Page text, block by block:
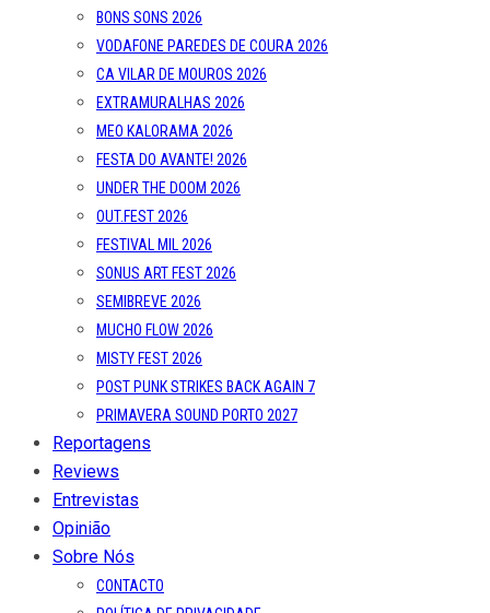
BONS SONS 2026
VODAFONE PAREDES DE COURA 2026
CA VILAR DE MOUROS 2026
EXTRAMURALHAS 2026
MEO KALORAMA 2026
FESTA DO AVANTE! 2026
UNDER THE DOOM 2026
OUT.FEST 2026
FESTIVAL MIL 2026
SONUS ART FEST 2026
SEMIBREVE 2026
MUCHO FLOW 2026
MISTY FEST 2026
POST PUNK STRIKES BACK AGAIN 7
PRIMAVERA SOUND PORTO 2027
Reportagens
Reviews
Entrevistas
Opinião
Sobre Nós
CONTACTO